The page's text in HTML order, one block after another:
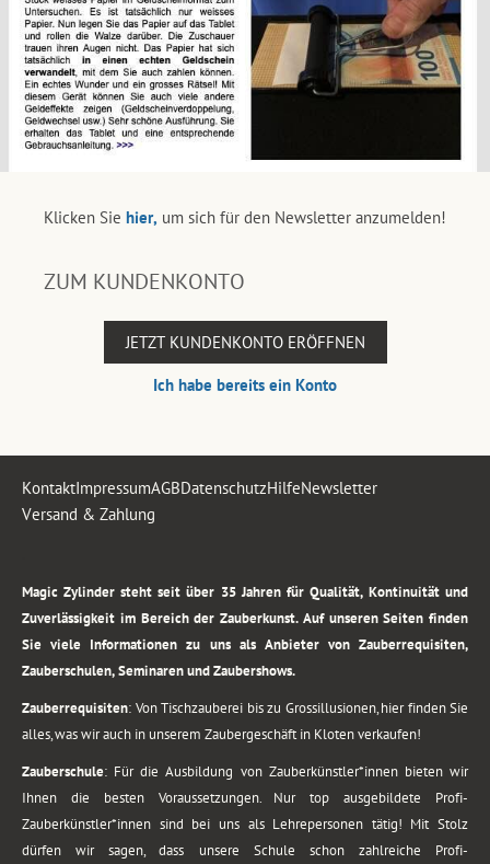
Klicken Sie hier, um sich für den Newsletter anzumelden!
ZUM KUNDENKONTO
JETZT KUNDENKONTO ERÖFFNEN
Ich habe bereits ein Konto
KontaktImpressumAGBDatenschutzHilfeNewsletter
Versand & Zahlung
Magic Zylinder steht seit über 35 Jahren für Qualität, Kontinuität und
Zuverlässigkeit im Bereich der Zauberkunst. Auf unseren Seiten finden
Sie viele Informationen zu uns als Anbieter von Zauberrequisiten,
Zauberschulen, Seminaren und Zaubershows.
Zauberrequisiten: Von Tischzauberei bis zu Grossillusionen, hier finden Sie
alles, was wir auch in unserem Zaubergeschäft in Kloten verkaufen!
Zauberschule: Für die Ausbildung von Zauberkünstler*innen bieten wir
Ihnen die besten Voraussetzungen. Nur top ausgebildete Profi-
Zauberkünstler*innen sind bei uns als Lehrepersonen tätig! Mit Stolz
dürfen wir sagen, dass unsere Schule schon zahlreiche Profi-